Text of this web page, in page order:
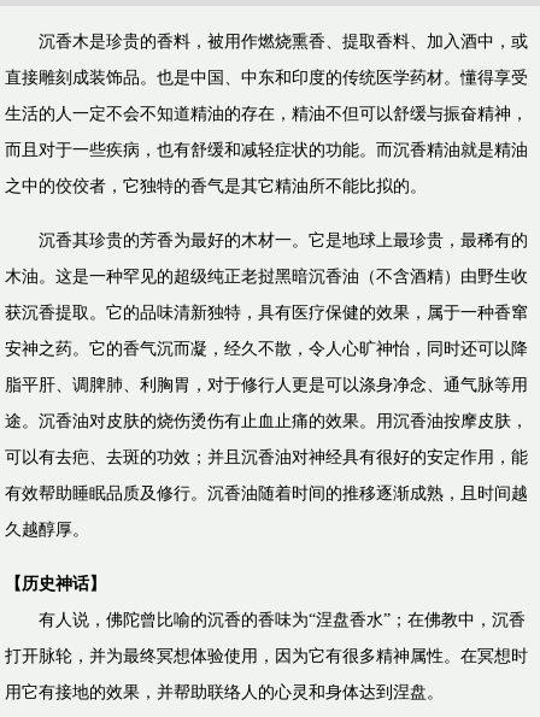
沉香木是珍贵的香料，被用作燃烧熏香、提取香料、加入酒中，或
直接雕刻成装饰品。也是中国、中东和印度的传统医学药材。懂得享受
生活的人一定不会不知道精油的存在，精油不但可以舒缓与振奋精神，
而且对于一些疾病，也有舒缓和减轻症状的功能。而沉香精油就是精油
之中的佼佼者，它独特的香气是其它精油所不能比拟的。
沉香其珍贵的芳香为最好的木材一。它是地球上最珍贵，最稀有的
木油。这是一种罕见的超级纯正老挝黑暗沉香油（不含酒精）由野生收
获沉香提取。它的品味清新独特，具有医疗保健的效果，属于一种香窜
安神之药。它的香气沉而凝，经久不散，令人心旷神怡，同时还可以降
脂平肝、调脾肺、利胸胃，对于修行人更是可以涤身净念、通气脉等用
途。沉香油对皮肤的烧伤烫伤有止血止痛的效果。用沉香油按摩皮肤，
可以有去疤、去斑的功效；并且沉香油对神经具有很好的安定作用，能
有效帮助睡眠品质及修行。沉香油随着时间的推移逐渐成熟，且时间越
久越醇厚。
【历史神话】
有人说，佛陀曾比喻的沉香的香味为“涅盘香水”；在佛教中，沉香
打开脉轮，并为最终冥想体验使用，因为它有很多精神属性。在冥想时
用它有接地的效果，并帮助联络人的心灵和身体达到涅盘。